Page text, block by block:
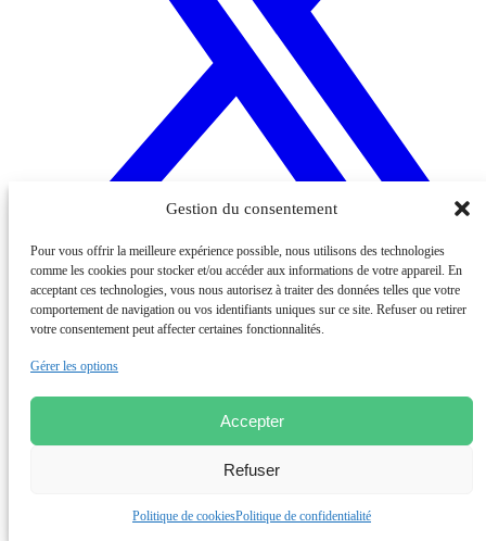
Gestion du consentement
Pour vous offrir la meilleure expérience possible, nous utilisons des technologies
comme les cookies pour stocker et/ou accéder aux informations de votre appareil. En
acceptant ces technologies, vous nous autorisez à traiter des données telles que votre
comportement de navigation ou vos identifiants uniques sur ce site. Refuser ou retirer
votre consentement peut affecter certaines fonctionnalités.
Gérer les options
Accepter
Refuser
Politique de cookiesPolitique de confidentialité
02/07/2026 | 1min de lecture
What does it take for procurement to drive strategic alignment,